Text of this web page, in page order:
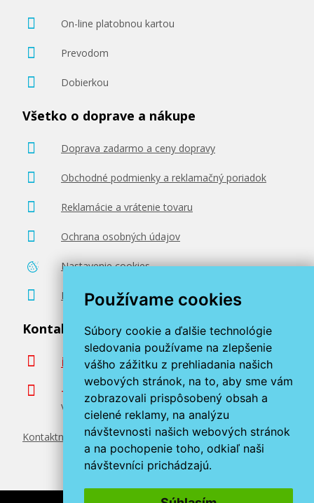
Používame cookies
Súbory cookie a ďalšie technológie
sledovania používame na zlepšenie
vášho zážitku z prehliadania našich
webových stránok, na to, aby sme vám
zobrazovali prispôsobený obsah a
cielené reklamy, na analýzu
návštevnosti našich webových stránok
a na pochopenie toho, odkiaľ naši
návštevníci prichádzajú.
On-line platobnou kartou
Prevodom
Dobierkou
Všetko o doprave a nákupe
Doprava zadarmo a ceny dopravy
Obchodné podmienky a reklamačný poriadok
Reklamácie a vrátenie tovaru
Ochrana osobných údajov
Nastavenie cookies
Poradenstvo zadarmo
Kontaktujte nás
info@miroluk.sk
+420 377 222 313
Volajte v pracovné dni od 8. do 17. hod.
Kontaktné údaje